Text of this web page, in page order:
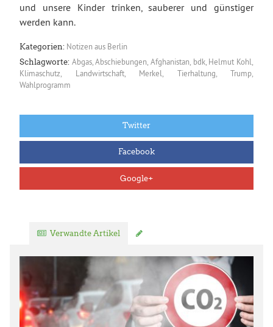
und unsere Kinder trinken, sauberer und günstiger
werden kann.
Kategorien: Notizen aus Berlin
Schlagworte: Abgas,Abschiebungen,Afghanistan, bdk, Helmut Kohl,
Klimaschutz, Landwirtschaft, Merkel, Tierhaltung, Trump,
Wahlprogramm
Twitter
Facebook
Google+
Verwandte Artikel